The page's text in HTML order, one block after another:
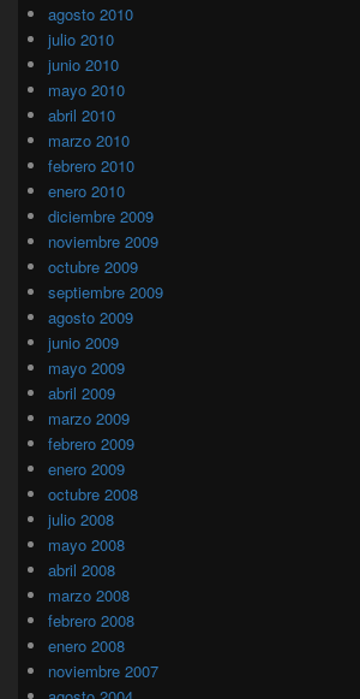
agosto 2010
julio 2010
junio 2010
mayo 2010
abril 2010
marzo 2010
febrero 2010
enero 2010
diciembre 2009
noviembre 2009
octubre 2009
septiembre 2009
agosto 2009
junio 2009
mayo 2009
abril 2009
marzo 2009
febrero 2009
enero 2009
octubre 2008
julio 2008
mayo 2008
abril 2008
marzo 2008
febrero 2008
enero 2008
noviembre 2007